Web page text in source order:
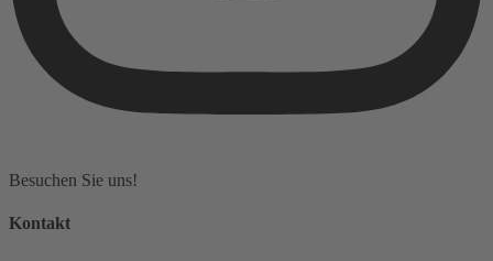
Besuchen Sie uns!
Kontakt